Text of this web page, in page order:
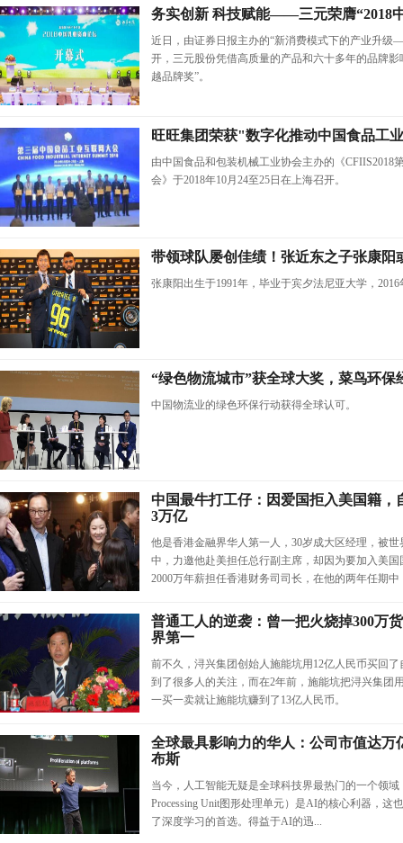
务实创新 科技赋能——三元荣膺“2018
近日，由证券日报主办的“新消费模式下的产业升级
开，三元股份凭借高质量的产品和六十多年的品牌影
越品牌奖”。
旺旺集团荣获"数字化推动中国食品工
由中国食品和包装机械工业协会主办的《CFIIS2018
会》于2018年10月24至25日在上海召开。
带领球队屡创佳绩！张近东之子张康阳
张康阳出生于1991年，毕业于宾夕法尼亚大学，
“绿色物流城市”获全球大奖，菜鸟环保
中国物流业的绿色环保行动获得全球认可。
中国最牛打工仔：因爱国拒入美国籍，
3万亿
他是香港金融界华人第一人，30岁成大区经理，被
中，力邀他赴美担任总行副主席，却因为要加入美
2000万年薪担任香港财务司司长，在他的两年任期中
普通工人的逆袭：曾一把火烧掉300万
界第一
前不久，浔兴集团创始人施能坑用12亿人民币买回
到了很多人的关注，而在2年前，施能坑把浔兴集团
一买一卖就让施能坑赚到了13亿人民币。
全球最具影响力的华人：公司市值达万
布斯
当今，人工智能无疑是全球科技界最热门的一个领域
Processing Unit图形处理单元）是AI的核心利器，这
了深度学习的首选。得益于AI的迅...